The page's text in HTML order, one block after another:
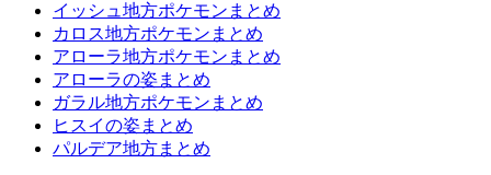
イッシュ地方ポケモンまとめ
カロス地方ポケモンまとめ
アローラ地方ポケモンまとめ
アローラの姿まとめ
ガラル地方ポケモンまとめ
ヒスイの姿まとめ
パルデア地方まとめ